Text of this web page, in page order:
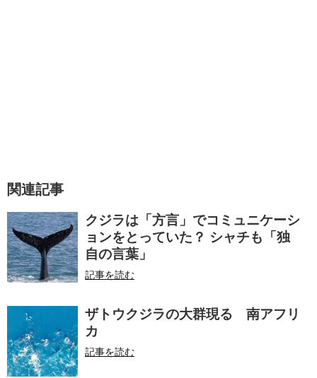
関連記事
クジラは「方言」でコミュニケーシ
ョンをとっていた？ シャチも「独
自の言葉」
記事を読む
ザトウクジラの大群現る 南アフリ
カ
記事を読む